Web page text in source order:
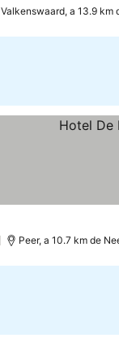
Valkenswaard, a 13.9 km
Peer, a 10.7 km de